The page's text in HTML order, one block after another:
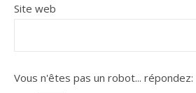
Site web
Vous n'êtes pas un robot... répondez: